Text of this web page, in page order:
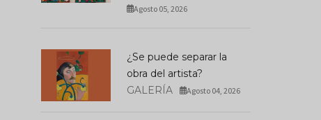
Agosto 05, 2026
¿Se puede separar la
obra del artista?
GALERÍA
Agosto 04, 2026